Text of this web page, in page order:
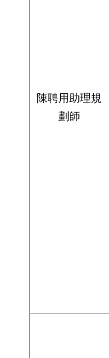
陳聘用助理規
劃師